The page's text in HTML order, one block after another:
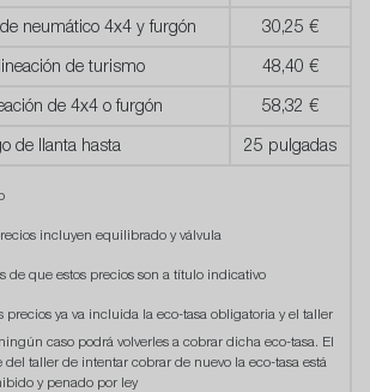
neumático 4x4 y furgón 30,25 €
de turismo 48,40 €
de 4x4 o furgón 58,32 €
de llanta hasta 25 pulgadas
incluyen equilibrado y válvula
de que estos precios son a título indicativo
precios ya va incluida la eco-tasa obligatoria y el taller
caso podrá volverles a cobrar dicha eco-tasa. El
del taller de intentar cobrar de nuevo la eco-tasa está
y penado por ley